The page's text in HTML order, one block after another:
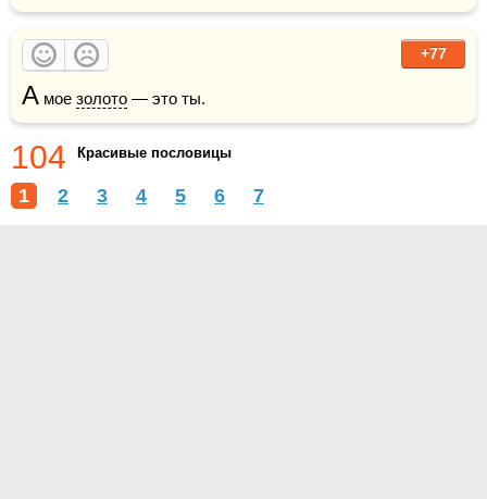
+77
А мое золото — это ты.
104 Красивые пословицы
1 2 3 4 5 6 7